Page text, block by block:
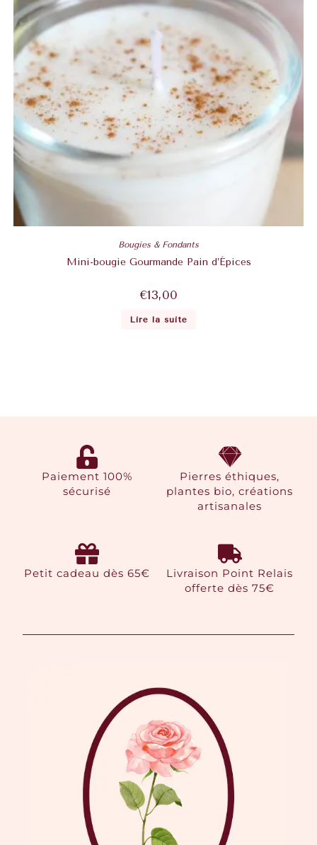
Bougies & Fondants
Mini-bougie Gourmande Pain d’Épices
€13,00
Lire la suite
Paiement 100%
sécurisé
Pierres éthiques,
plantes bio, créations
artisanales
Petit cadeau dès 65€
Livraison Point Relais
offerte dès 75€